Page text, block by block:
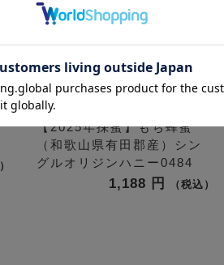
100～140g
【2025年採蜜】もち蜂蜜
（和歌山県有田郡産）シン
グルオリジンハニー0484
1,188 税込